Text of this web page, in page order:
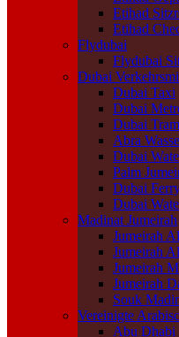
Etihad
Etihad
Flydubai
Flydubai
Dubai
Dubai Taxi
Dubai
Dubai Tram
Abra
Dubai
Palm
Dubai
Dubai
Madinat Jumeirah
Jumeirah
Jumeirah
Jumeirah
Jumeirah
Souk
Vereinigte
Abu Dhabi